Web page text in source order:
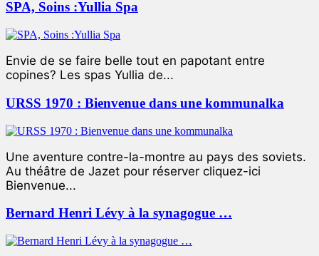
SPA, Soins :Yullia Spa
Envie de se faire belle tout en papotant entre
copines? Les spas Yullia de...
URSS 1970 : Bienvenue dans une kommunalka
Une aventure contre-la-montre au pays des soviets.
Au théâtre de Jazet pour réserver cliquez-ici
Bienvenue...
Bernard Henri Lévy à la synagogue …